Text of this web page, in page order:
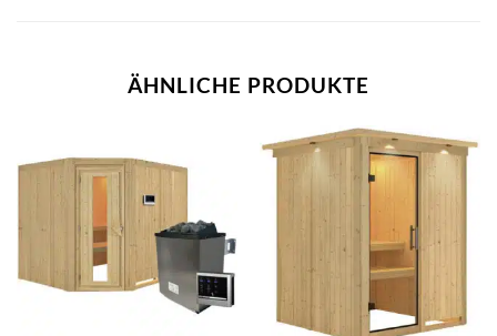
ÄHNLICHE PRODUKTE